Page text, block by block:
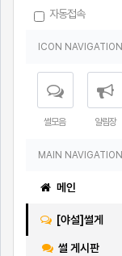
자동접속
ICON NAVIGATION
썰모음 알림장
MAIN NAVIGATION
메인
[야설]썰게
썰 게시판